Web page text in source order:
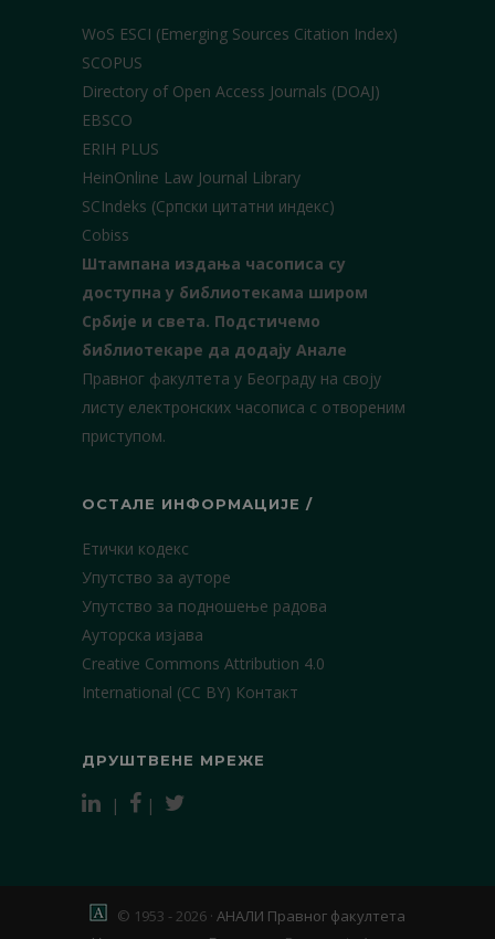
WoS ESCI (Emerging Sources Citation Index)
SCOPUS
Directory of Open Access Journals (DOAJ)
EBSCO
ERIH PLUS
HeinOnline Law Journal Library
SCIndeks (Српски цитатни индекс)
Cobiss
Штампана издања часописа су
доступна у библиотекама широм
Србије и света. Подстичемо
библиотекаре да додају Анале
Правног факултета у Београду на своју
листу електронских часописа с отвореним
приступом.
ОСТАЛЕ ИНФОРМАЦИЈЕ /
Етички кодекс
Упутство за ауторе
Упутство за подношење радова
Ауторска изјава
Creative Commons Attribution 4.0
International (CC BY) Контакт
ДРУШТВЕНЕ МРЕЖЕ
| |
© 1953 - 2026 · АНАЛИ Правног факултета